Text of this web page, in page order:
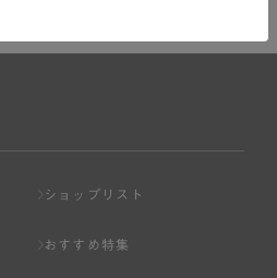
ショップリスト
おすすめ特集